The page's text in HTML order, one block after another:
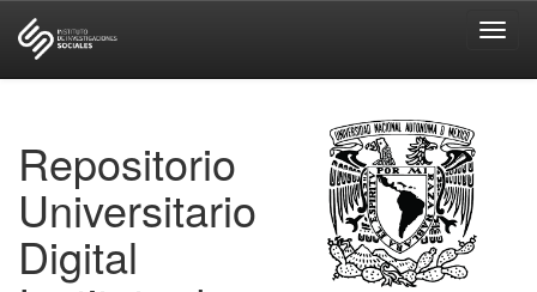
Repositorio
Universitario
Digital